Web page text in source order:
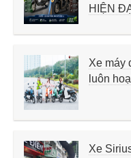
HIỆN
Xe máy
luôn
Xe